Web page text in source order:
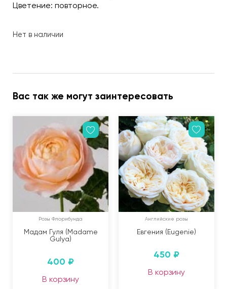
Цветение: повторное.
Нет в наличии
Вас так же могут заинтересовать
Розы Флорибунда
Мадам Гуля (Madame
Gulya)
400 ₽
В корзину
Английские розы
Евгения (Eugenie)
450 ₽
В корзину